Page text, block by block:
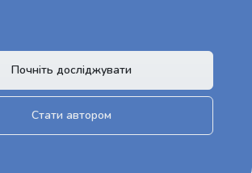
Почніть досліджувати
Стати автором